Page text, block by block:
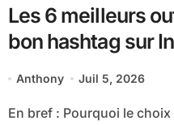
Les 6 meilleurs
bon hashtag sur
Anthony Juil 5, 2026
En bref : Pourquoi le choix du hashtag est crucial pour